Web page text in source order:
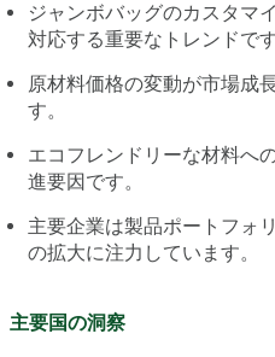
ジャンボバッグのカスタマ
対応する重要なトレンドです
原材料価格の変動が市場成
す。
エコフレンドリーな材料へ
進要因です。
主要企業は製品ポートフォ
の拡大に注力しています。
主要国の洞察